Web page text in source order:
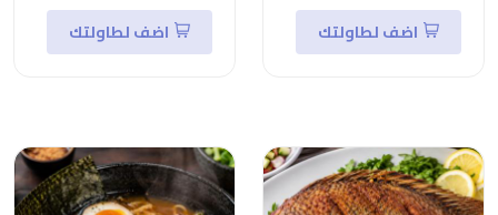
اضف لطاولتك اضف لطاولتك